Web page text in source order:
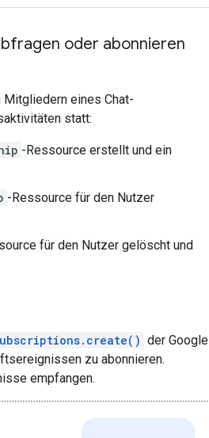
oder abonnieren
eines Chat-
statt:
-Ressource erstellt und ein
-Ressource für den Nutzer
für den Nutzer gelöscht und
der Google
zu abonnieren.
empfangen.